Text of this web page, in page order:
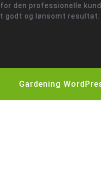
den professionelle
godt og lønsomt resultat.
Gardening